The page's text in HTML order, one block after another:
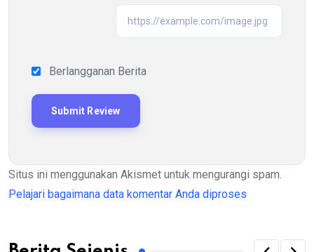
Berlangganan Berita
Situs ini menggunakan Akismet untuk mengurangi spam.
Pelajari bagaimana data komentar Anda diproses